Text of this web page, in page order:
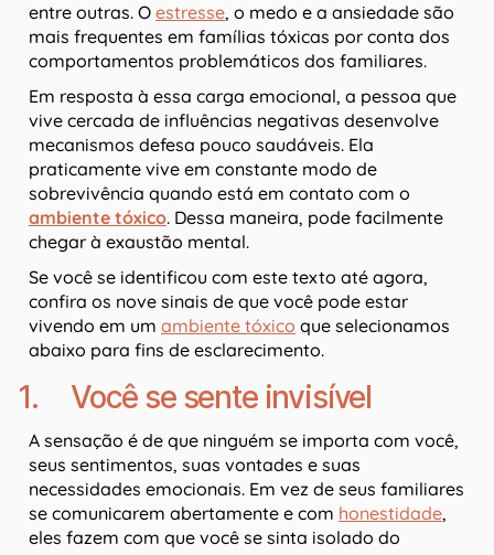
entre outras. O estresse, o medo e a ansiedade são
mais frequentes em famílias tóxicas por conta dos
comportamentos problemáticos dos familiares.
Em resposta à essa carga emocional, a pessoa que
vive cercada de influências negativas desenvolve
mecanismos defesa pouco saudáveis. Ela
praticamente vive em constante modo de
sobrevivência quando está em contato com o
ambiente tóxico. Dessa maneira, pode facilmente
chegar à exaustão mental.
Se você se identificou com este texto até agora,
confira os nove sinais de que você pode estar
vivendo em um ambiente tóxico que selecionamos
abaixo para fins de esclarecimento.
1. Você se sente invisível
A sensação é de que ninguém se importa com você,
seus sentimentos, suas vontades e suas
necessidades emocionais. Em vez de seus familiares
se comunicarem abertamente e com honestidade,
eles fazem com que você se sinta isolado do